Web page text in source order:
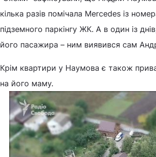
кілька разів помічала Mercedes із
підземного паркінгу ЖК. А в один із
його пасажира – ним виявився сам
Крім квартири у Наумова є також
на його маму.